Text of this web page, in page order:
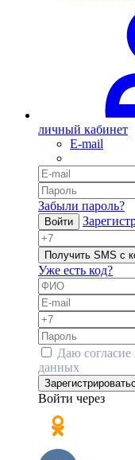
личный кабинет
E-mail
Забыли пароль?
Войти
Получить SMS с
Уже есть код?
Даю согласие
данных
Войти через